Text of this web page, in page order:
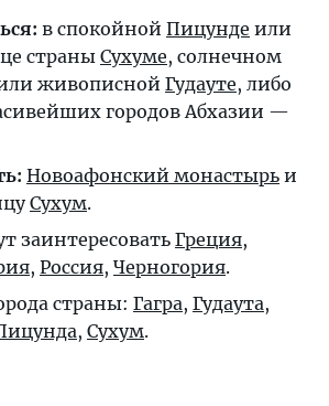
в спокойной Пицунде или
страны Сухуме, солнечном
живописной Гудауте, либо
городов Абхазии —
Новоафонский монастырь и
Сухум.
заинтересовать Греция,
, Россия, Черногория.
страны: Гагра, Гудаута,
, Сухум.